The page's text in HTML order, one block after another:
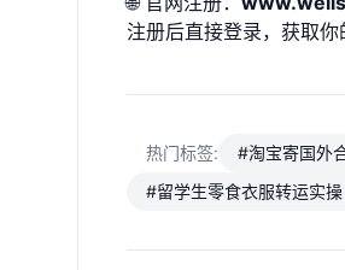
注册后直接登录，获取
热门标签: #淘宝寄国外
#留学生零食衣服转运实操